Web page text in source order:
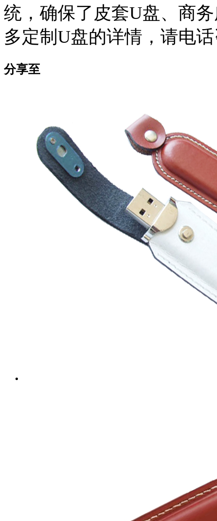
统，确保了皮套U盘、商
多定制U盘的详情，请电
分享至